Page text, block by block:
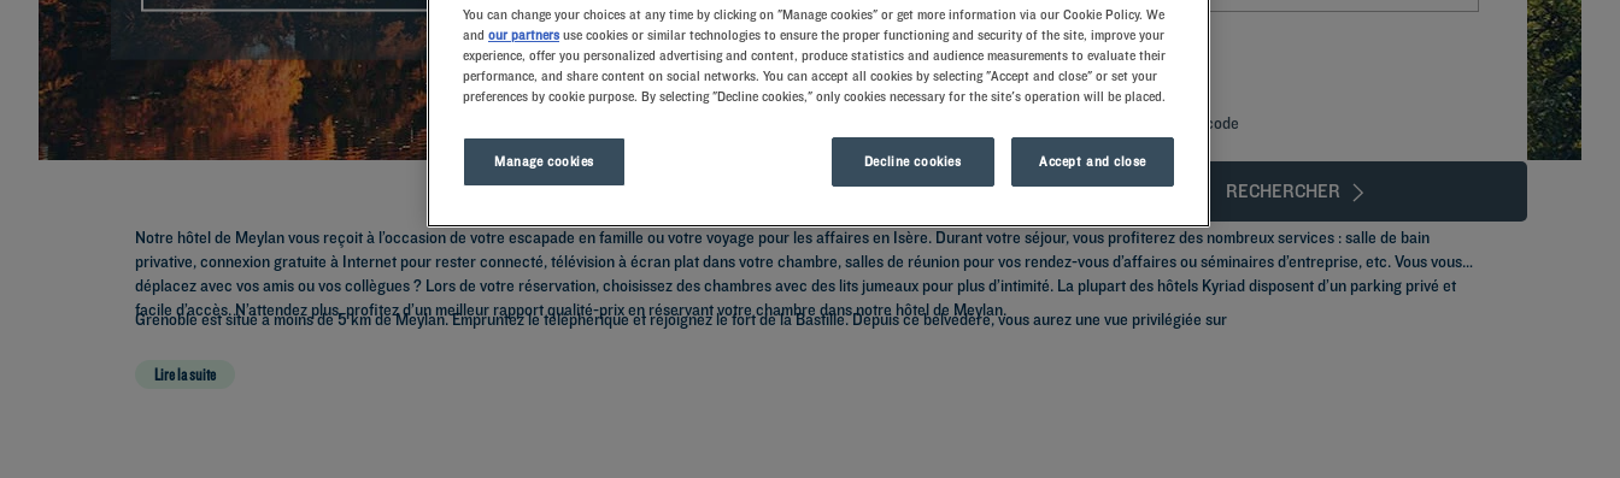
RECHERCHER
Ajouter un code
Notre hôtel de Meylan vous reçoit à l’occasion de votre escapade en famille ou votre voyage pour les affaires en Isère. Durant votre séjour, vous profiterez des nombreux services : salle de bain
privative, connexion gratuite à Internet pour rester connecté, télévision à écran plat dans votre chambre, salles de réunion pour vos rendez-vous d’affaires ou séminaires d’entreprise, etc. Vous vous
déplacez avec vos amis ou vos collègues ? Lors de votre réservation, choisissez des chambres avec des lits jumeaux pour plus d’intimité. La plupart des hôtels Kyriad disposent d’un parking privé et
facile d’accès. N’attendez plus, profitez d’un meilleur rapport qualité-prix en réservant votre chambre dans notre hôtel de Meylan.
Grenoble est situé à moins de 5 km de Meylan. Empruntez le téléphérique et rejoignez le fort de la Bastille. Depuis ce belvédère, vous aurez une vue privilégiée sur
Lire la suite
You can change your choices at any time by clicking on "Manage cookies" or get more information via our Cookie Policy. We
and our partners use cookies or similar technologies to ensure the proper functioning and security of the site, improve your
experience, offer you personalized advertising and content, produce statistics and audience measurements to evaluate their
performance, and share content on social networks. You can accept all cookies by selecting "Accept and close" or set your
preferences by cookie purpose. By selecting "Decline cookies," only cookies necessary for the site's operation will be placed.
Manage cookies Decline cookies Accept and close